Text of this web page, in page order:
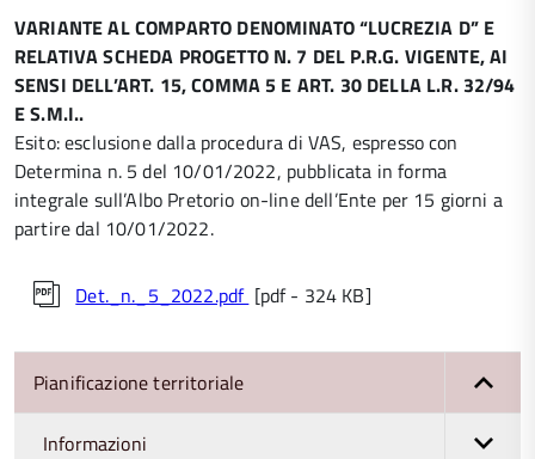
VARIANTE AL COMPARTO DENOMINATO “LUCREZIA D” E
RELATIVA SCHEDA PROGETTO N. 7 DEL P.R.G. VIGENTE, AI
SENSI DELL’ART. 15, COMMA 5 E ART. 30 DELLA L.R. 32/94
E S.M.I..
Esito: esclusione dalla procedura di VAS, espresso con
Determina n. 5 del 10/01/2022, pubblicata in forma
integrale sull’Albo Pretorio on-line dell’Ente per 15 giorni a
partire dal 10/01/2022.
Det._n._5_2022.pdf [pdf - 324 KB]
Pianificazione territoriale
Informazioni